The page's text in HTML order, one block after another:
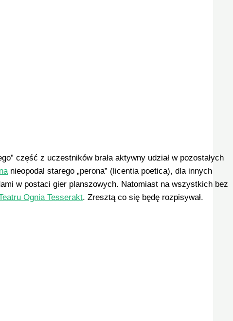
część z uczestników brała aktywny udział w pozostałych
nieopodal starego „perona” (licentia poetica), dla innych
w postaci gier planszowych. Natomiast na wszystkich bez
Ognia Tesserakt. Zresztą co się będę rozpisywał.